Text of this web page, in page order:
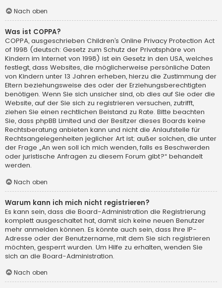
Nach oben
Was ist COPPA?
COPPA, ausgeschrieben Children’s Online Privacy Protection Act
of 1998 (deutsch: Gesetz zum Schutz der Privatsphäre von
Kindern im Internet von 1998) ist ein Gesetz in den USA, welches
festlegt, dass Websites, die möglicherweise persönliche Daten
von Kindern unter 13 Jahren erheben, hierzu die Zustimmung der
Eltern beziehungsweise des oder der Erziehungsberechtigten
benötigen. Wenn Sie sich unsicher sind, ob dies auf Sie oder die
Website, auf der Sie sich zu registrieren versuchen, zutrifft,
ziehen Sie einen rechtlichen Beistand zu Rate. Bitte beachten
Sie, dass phpBB Limited und der Besitzer dieses Boards keine
Rechtsberatung anbieten kann und nicht die Anlaufstelle für
Rechtsangelegenheiten jeglicher Art ist; außer solchen, die unter
der Frage „An wen soll ich mich wenden, falls es Beschwerden
oder juristische Anfragen zu diesem Forum gibt?“ behandelt
werden.
Nach oben
Warum kann ich mich nicht registrieren?
Es kann sein, dass die Board-Administration die Registrierung
komplett ausgeschaltet hat, damit sich keine neuen Benutzer
mehr anmelden können. Es könnte auch sein, dass Ihre IP-
Adresse oder der Benutzername, mit dem Sie sich registrieren
möchten, gesperrt wurden. Um Hilfe zu erhalten, wenden Sie
sich an die Board-Administration.
Nach oben